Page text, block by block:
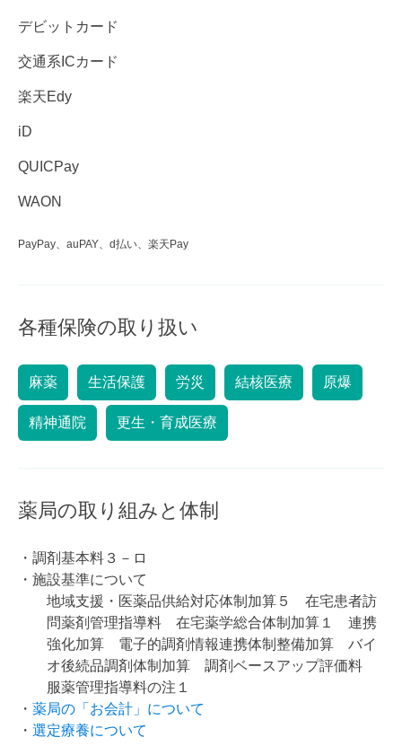
デビットカード
交通系ICカード
楽天Edy
iD
QUICPay
WAON
PayPay、auPAY、d払い、楽天Pay
各種保険の取り扱い
麻薬 生活保護 労災 結核医療 原爆
精神通院 更生・育成医療
薬局の取り組みと体制
・調剤基本料３－ロ
・施設基準について
地域支援・医薬品供給対応体制加算５ 在宅患者訪
問薬剤管理指導料 在宅薬学総合体制加算１ 連携
強化加算 電子的調剤情報連携体制整備加算 バイ
オ後続品調剤体制加算 調剤ベースアップ評価料
服薬管理指導料の注１
・ 薬局の「お会計」について
・ 選定療養について